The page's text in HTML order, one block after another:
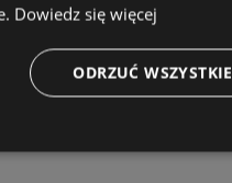
Dowiedz się więcej
ODRZUĆ WSZYSTKIE